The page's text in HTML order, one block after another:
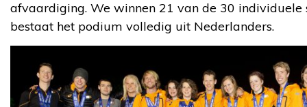
afvaardiging. We winnen 21 van de 30 individuele
bestaat het podium volledig uit Nederlanders.